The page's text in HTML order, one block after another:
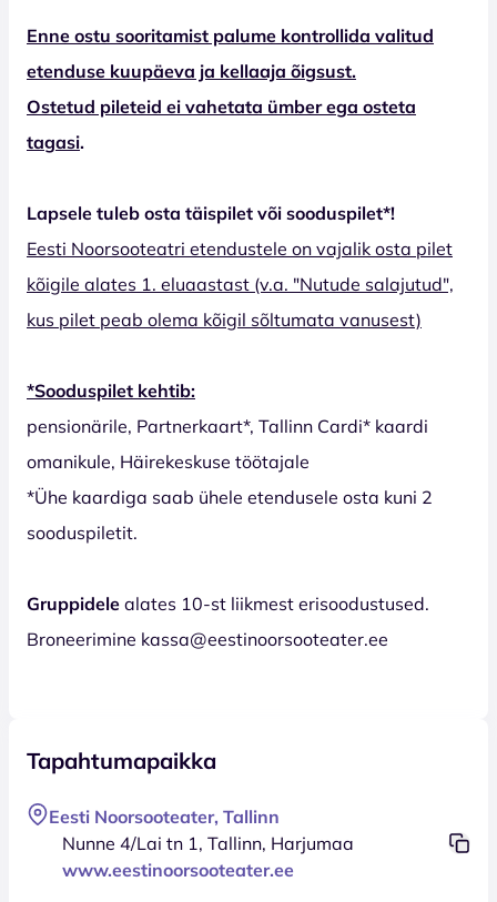
Enne ostu sooritamist palume kontrollida valitud
etenduse kuupäeva ja kellaaja õigsust.
Ostetud pileteid ei vahetata ümber ega osteta
tagasi.
Lapsele tuleb osta täispilet või sooduspilet*!
Eesti Noorsooteatri etendustele on vajalik osta pilet
kõigile alates 1. eluaastast (v.a. "Nutude salajutud",
kus pilet peab olema kõigil sõltumata vanusest)
*Sooduspilet kehtib:
pensionärile, Partnerkaart*, Tallinn Cardi* kaardi
omanikule, Häirekeskuse töötajale
*Ühe kaardiga saab ühele etendusele osta kuni 2
sooduspiletit.
Gruppidele alates 10-st liikmest erisoodustused.
Broneerimine kassa@eestinoorsooteater.ee
Tapahtumapaikka
Eesti Noorsooteater, Tallinn
Nunne 4/Lai tn 1, Tallinn, Harjumaa
www.eestinoorsooteater.ee